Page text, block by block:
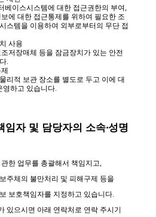
베이스시스템에 대한 접근권한의 부여,
에 대한 접근통제를 위하여 필요한 조
스템을 이용하여 외부로부터의 무단 접
사용
저장매체 등을 잠금장치가 있는 안전
.
리적 보관 장소를 별도로 두고 이에 대
영하고 있습니다.
임자 및 담당자의 소속·성명
한 업무를 총괄해서 책임지고,
주체의 불만처리 및 피해구제 등을
보호책임자를 지정하고 있습니다.
있으시면 아래 연락처로 연락 주시기